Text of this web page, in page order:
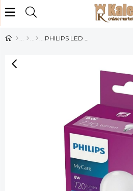
PHILIPS LED AMPUL TORNADO 8W ESS E27 6500K